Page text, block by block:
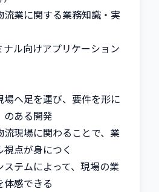
流業に関する業務知識・実
ナル向けアプリケーション
場へ足を運び、要件を形に
のある開発
流現場に関わることで、業
点が身につく
ステムによって、現場の業
体感できる